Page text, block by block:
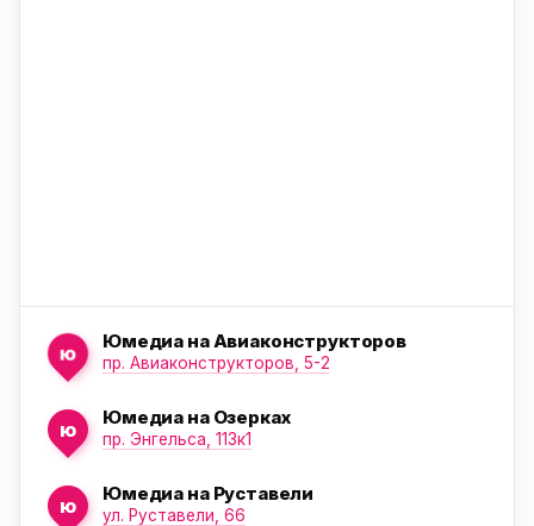
ю
Юмедиа на Авиаконструкторов
пр. Авиаконструкторов, 5-2
ю
Юмедиа на Озерках
пр. Энгельса, 113к1
ю
Юмедиа на Руставели
ул. Руставели, 66